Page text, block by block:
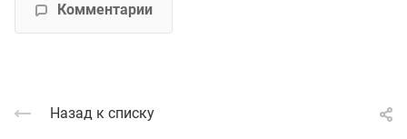
Комментарии
Назад к списку